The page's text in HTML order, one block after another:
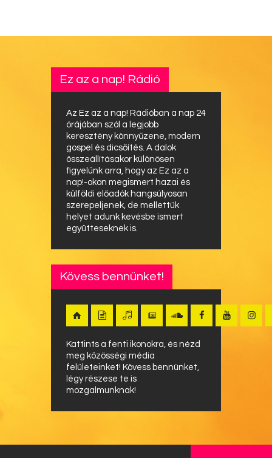
Ez az a nap! Rádió
Az Ez az a nap! Rádióban a nap 24
órájában szól a legjobb
keresztény könnyűzene, modern
gospel és dicsőítés. A dalok
összeállításakor különösen
figyelünk arra, hogy az Ez az a
nap!-okon megismert hazai és
külföldi előadók hangsúlyosan
szerepeljenek, de mellettük
helyet adunk kevésbe ismert
együtteseknek is.
Kövess bennünket!
Kattints a fenti ikonokra, és nézd
meg közösségi média
felületeinket! Kövess bennünket,
légy részese te is
mozgalmunknak!